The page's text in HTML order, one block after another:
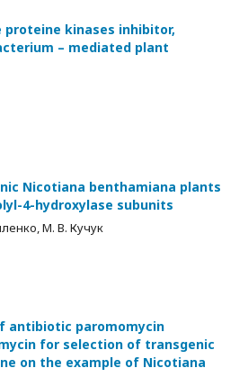
kinases inhibitor,
– mediated plant
Nicotiana benthamiana plants
4-hydroxylase subunits
М. В. Кучук
antibiotic paromomycin
for selection of transgenic
on the example of Nicotiana